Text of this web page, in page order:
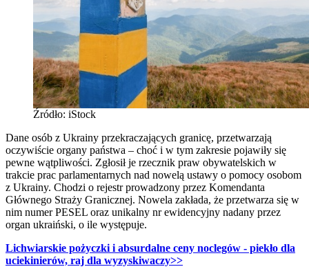
Źródło: iStock
Dane osób z Ukrainy przekraczających granicę, przetwarzają
oczywiście organy państwa – choć i w tym zakresie pojawiły się
pewne wątpliwości. Zgłosił je rzecznik praw obywatelskich w
trakcie prac parlamentarnych nad nowelą ustawy o pomocy osobom
z Ukrainy. Chodzi o rejestr prowadzony przez Komendanta
Głównego Straży Granicznej. Nowela zakłada, że przetwarza się w
nim numer PESEL oraz unikalny nr ewidencyjny nadany przez
organ ukraiński, o ile występuje.
Lichwiarskie pożyczki i absurdalne ceny noclegów - piekło dla
uciekinierów, raj dla wyzyskiwaczy>>